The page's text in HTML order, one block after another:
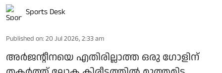
Sports Desk
Published on: 20 Jul 2026, 2:33 am
അര്‍ജന്റീനയെ എതിരില്ലാത്ത ഒരു ഗോളിന്